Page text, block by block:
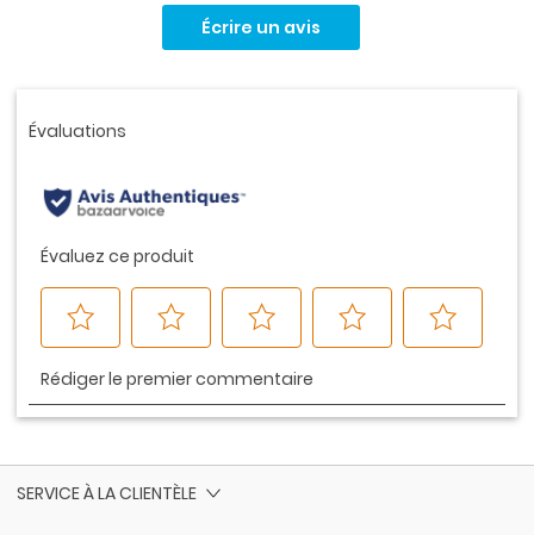
la
Écrire un avis
SERVICE À LA CLIENTÈLE